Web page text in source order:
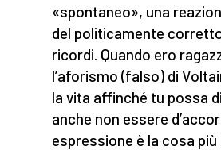
«spontaneo», una
del politicamente
ricordi. Quando ero
l’aforismo (falso) di
la vita affinché tu possa
anche non essere
espressione è la cosa